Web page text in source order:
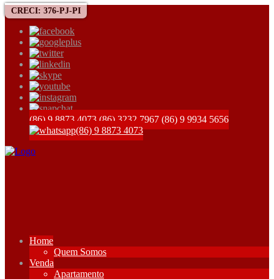
CRECI: 376-PJ-PI
(86) 9 8873 4073 (86) 3232 7967 (86) 9 9934 5656
(86) 9 8873 4073
Home
Quem Somos
Venda
Apartamento